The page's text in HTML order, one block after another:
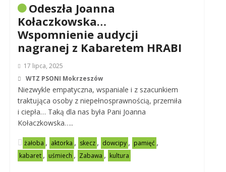
Odeszła Joanna
Kołaczkowska…
Wspomnienie audycji
nagranej z Kabaretem HRABI
17 lipca, 2025
WTZ PSONI Mokrzeszów
Niezwykle empatyczna, wspaniale i z szacunkiem
traktująca osoby z niepełnosprawnością, przemiła
i ciepła… Taką dla nas była Pani Joanna
Kołaczkowska…..
żałoba , aktorka , skecz , dowcipy , pamięć ,
kabaret , uśmiech , Zabawa , kultura